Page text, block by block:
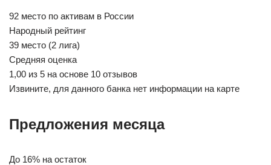
92 место по активам в России
Народный рейтинг
39 место (2 лига)
Средняя оценка
1,00 из 5 на основе 10 отзывов
Извините, для данного банка нет информации на карте
Предложения месяца
До 16% на остаток